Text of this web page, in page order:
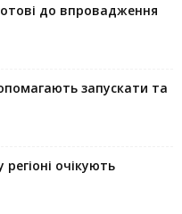
до впровадження
запускaти та
очікують